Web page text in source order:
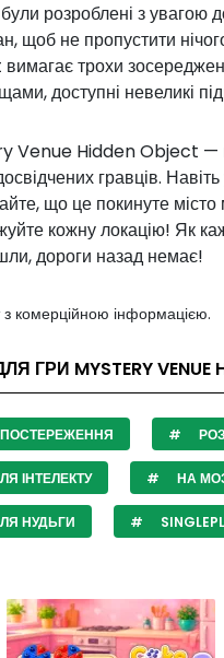
розроблені з увагою
щоб не пропустити
трохи
доступні невеликі
Venue Hidden Object —
гравців.
що це покинуте
кожну локацію! Як
дороги назад немає!
з комерційною інформацією.
ГРИ MYSTERY VENUE
ІНТЕЛЕКТУ НА
НУДЬГИ